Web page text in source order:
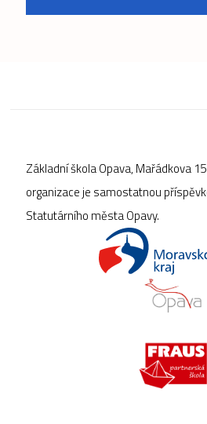
Základní škola Opava, Mařádkova
organizace je samostatnou
Statutárního města Opavy.